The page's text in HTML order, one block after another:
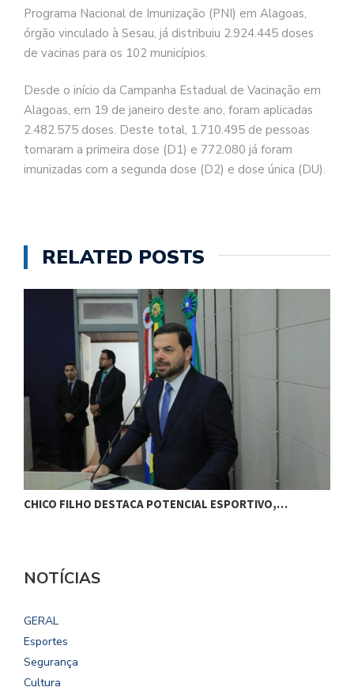
Programa Nacional de Imunização (PNI) em Alagoas,
órgão vinculado à Sesau, já distribuiu 2.924.445 doses
de vacinas para os 102 municípios.
Desde o início da Campanha Estadual de Vacinação em
Alagoas, em 19 de janeiro deste ano, foram aplicadas
2.482.575 doses. Deste total, 1.710.495 de pessoas
tomaram a primeira dose (D1) e 772.080 já foram
imunizadas com a segunda dose (D2) e dose única (DU).
RELATED POSTS
CHICO FILHO DESTACA POTENCIAL ESPORTIVO,…
NOTÍCIAS
GERAL
Esportes
Segurança
Cultura